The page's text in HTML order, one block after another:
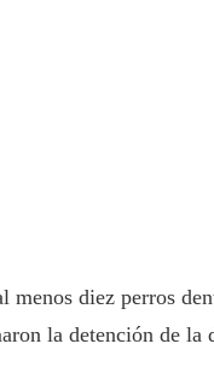
diez perros
la detención de la